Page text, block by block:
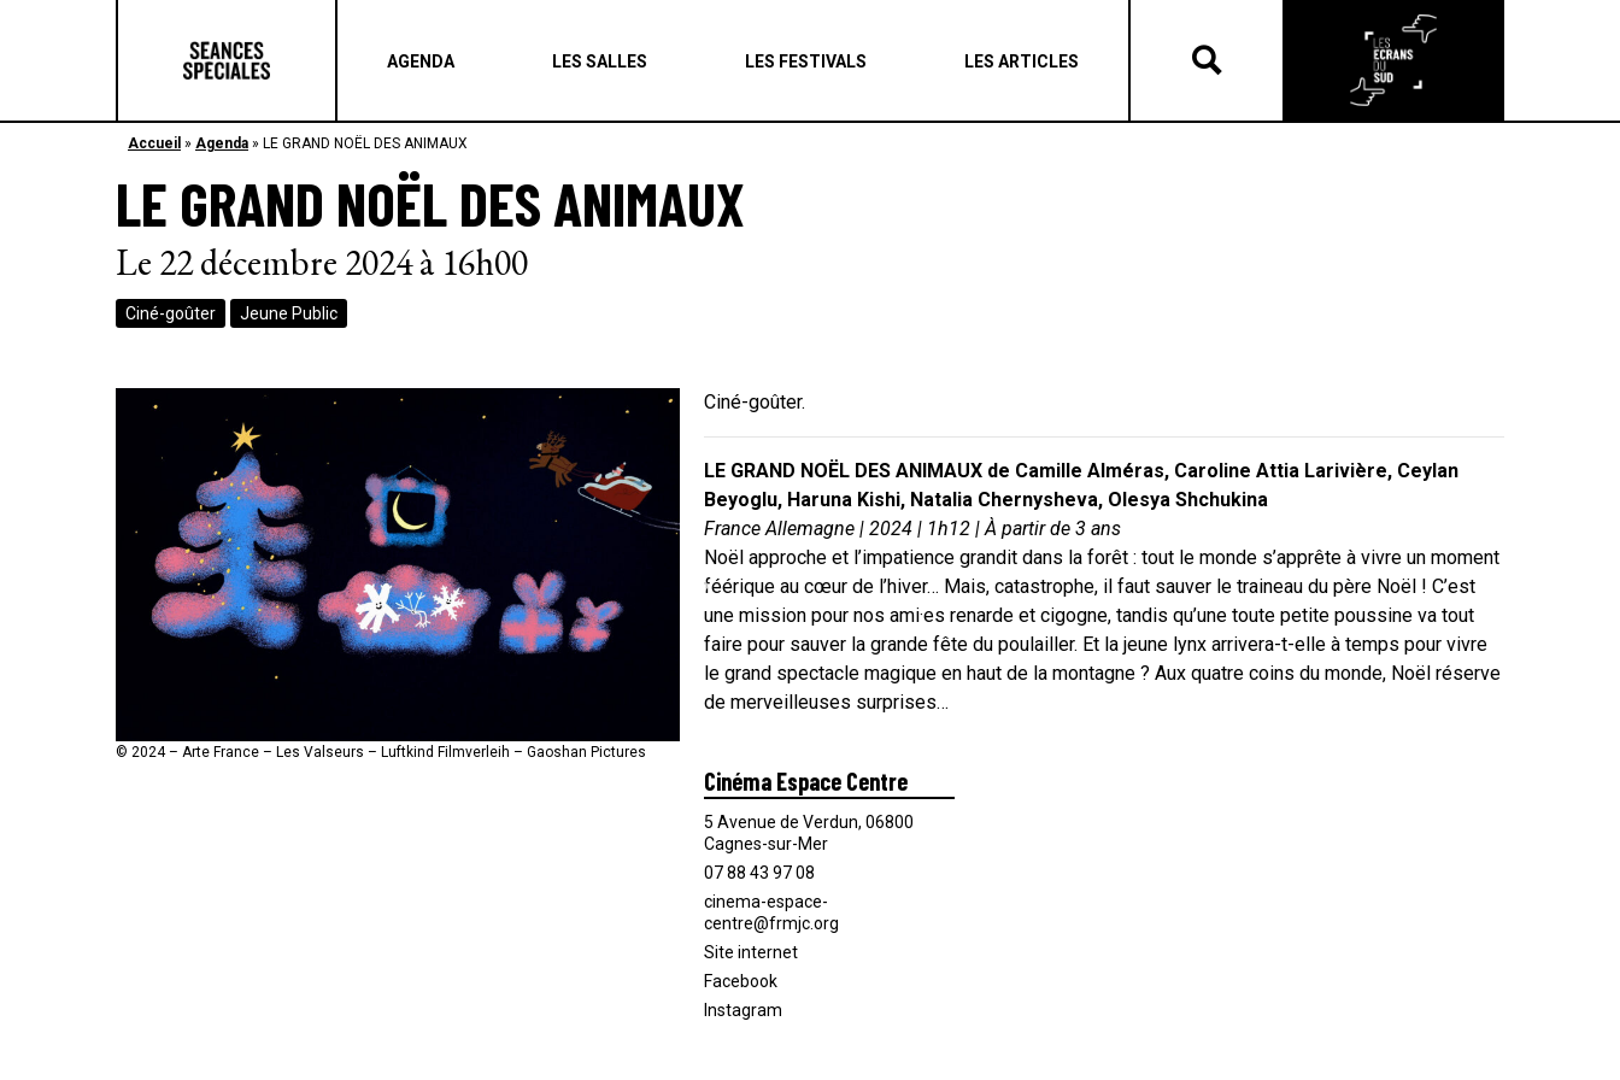
AGENDA LES SALLES LES FESTIVALS LES ARTICLES
Accueil » Agenda » LE GRAND NOËL DES ANIMAUX
LE GRAND NOËL DES ANIMAUX
Le 22 décembre 2024 à 16h00
Ciné-goûter Jeune Public
© 2024 – Arte France – Les Valseurs – Luftkind Filmverleih – Gaoshan Pictures
© 2024 – Arte France – Les Valseurs – Luftkind Filmverleih – Gaoshan Pictures
Ciné-goûter.
LE GRAND NOËL DES ANIMAUX de Camille Alméras, Caroline Attia Larivière, Ceylan
Beyoglu, Haruna Kishi, Natalia Chernysheva, Olesya Shchukina
France Allemagne | 2024 | 1h12 | À partir de 3 ans
Noël approche et l’impatience grandit dans la forêt : tout le monde s’apprête à vivre un moment
féérique au cœur de l’hiver… Mais, catastrophe, il faut sauver le traineau du père Noël ! C’est
une mission pour nos ami·es renarde et cigogne, tandis qu’une toute petite poussine va tout
faire pour sauver la grande fête du poulailler. Et la jeune lynx arrivera-t-elle à temps pour vivre
le grand spectacle magique en haut de la montagne ? Aux quatre coins du monde, Noël réserve
de merveilleuses surprises…
Cinéma Espace Centre
5 Avenue de Verdun, 06800
Cagnes-sur-Mer
07 88 43 97 08
cinema-espace-
centre@frmjc.org
Site internet
Facebook
Instagram